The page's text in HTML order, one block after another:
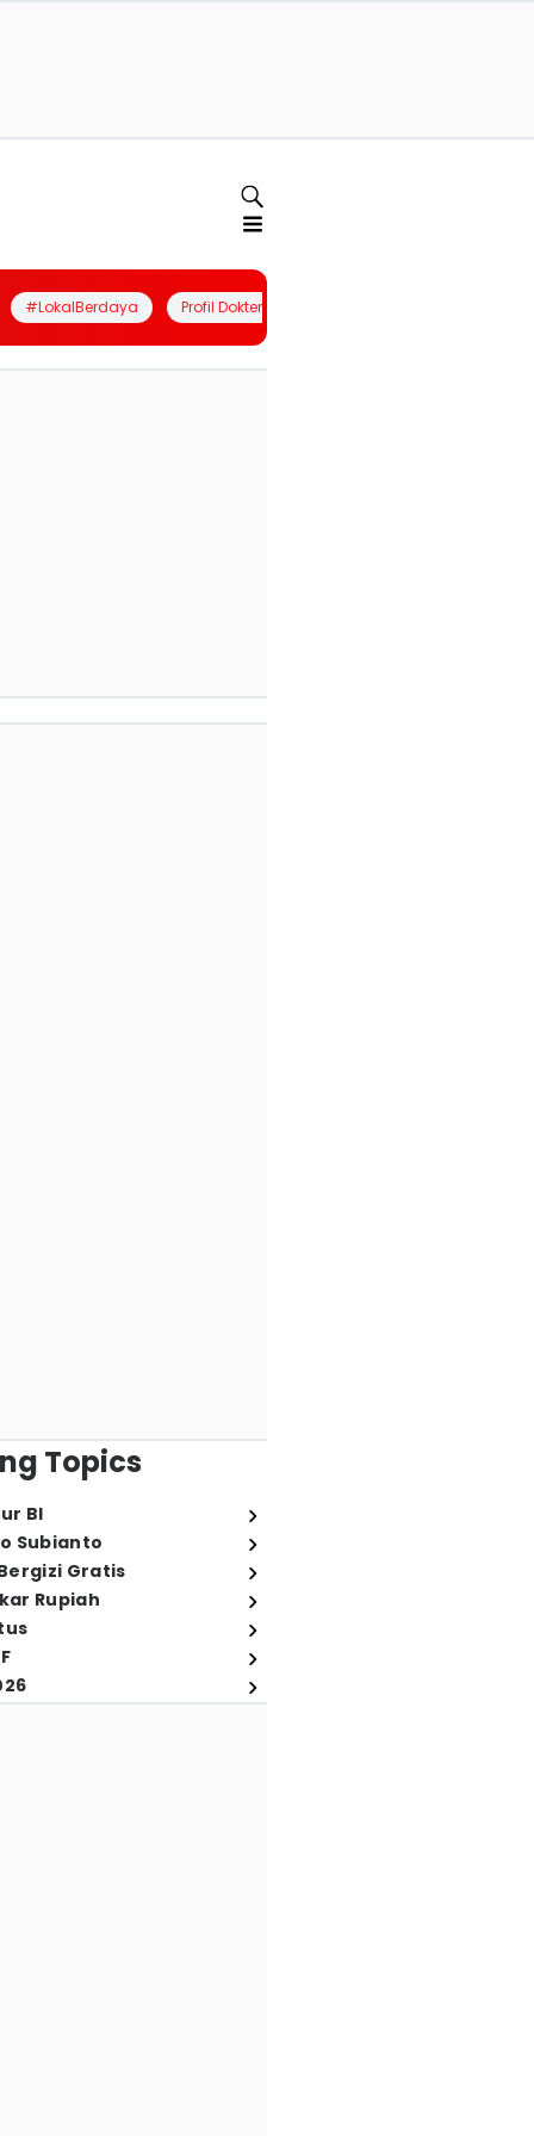
#LokalBerdaya Profil Dokter
Topics
BI
Subianto
Gratis
Rupiah